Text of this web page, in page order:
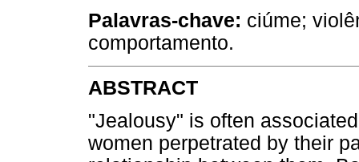
Palavras-chave: ciúme;
comportamento.
ABSTRACT
"Jealousy" is often
women perpetrated by their